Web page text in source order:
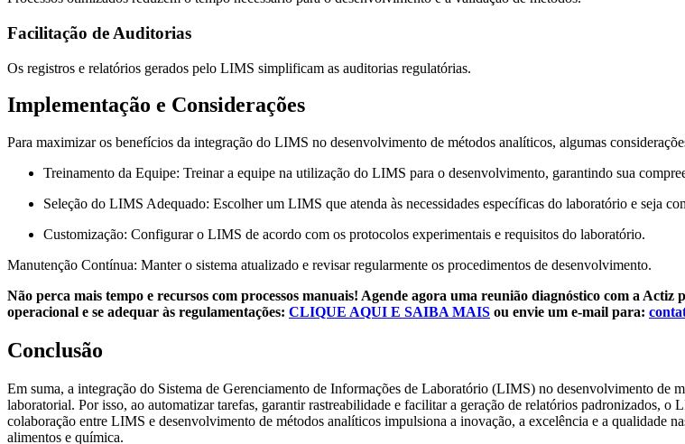
Facilitação de Auditorias
Os registros e relatórios gerados pelo LIMS simplificam as auditorias regulatórias.
Implementação e Considerações
Para maximizar os benefícios da integração do LIMS no desenvolvimento de métodos analíticos, algumas
Treinamento da Equipe: Treinar a equipe na utilização do LIMS para o desenvolvimento, garantindo sua
Seleção do LIMS Adequado: Escolher um LIMS que atenda às necessidades específicas do laboratório e seja
Customização: Configurar o LIMS de acordo com os protocolos experimentais e requisitos do laboratório.
Manutenção Contínua: Manter o sistema atualizado e revisar regularmente os procedimentos de desenvolvimento.
Não perca mais tempo e recursos com processos manuais! Agende agora uma reunião diagnóstico com a
operacional e se adequar às regulamentações: CLIQUE AQUI E SAIBA MAIS ou envie um e-mail para:
Conclusão
Em suma, a integração do Sistema de Gerenciamento de Informações de Laboratório (LIMS) no desenvolvimento de
laboratorial. Por isso, ao automatizar tarefas, garantir rastreabilidade e facilitar a geração de relatórios padronizados,
colaboração entre LIMS e desenvolvimento de métodos analíticos impulsiona a inovação, a excelência e a qualidade
alimentos e química.